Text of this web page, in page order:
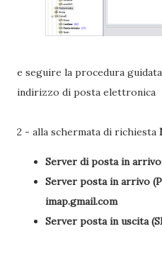
e seguire la procedura
indirizzo di posta elettronica
2 - alla schermata di richiesta
Server di posta in
Server posta in arrivo
imap.gmail.com
Server posta in uscita